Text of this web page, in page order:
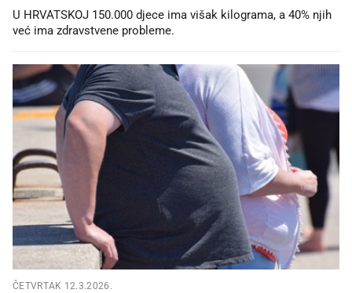
U HRVATSKOJ 150.000 djece ima višak kilograma, a 40% njih
već ima zdravstvene probleme.
ČETVRTAK 12.3.2026.